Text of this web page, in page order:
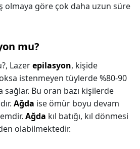
olmaya göre çok daha uzun süre
mu?
Lazerepilasyon, kişide
istenmeyen tüylerde %80-90
sağlar. Bu oran bazı kişilerde
Ağda ise ömür boyu devam
Ağda kıl batığı, kıl dönmesi
olabilmektedir.